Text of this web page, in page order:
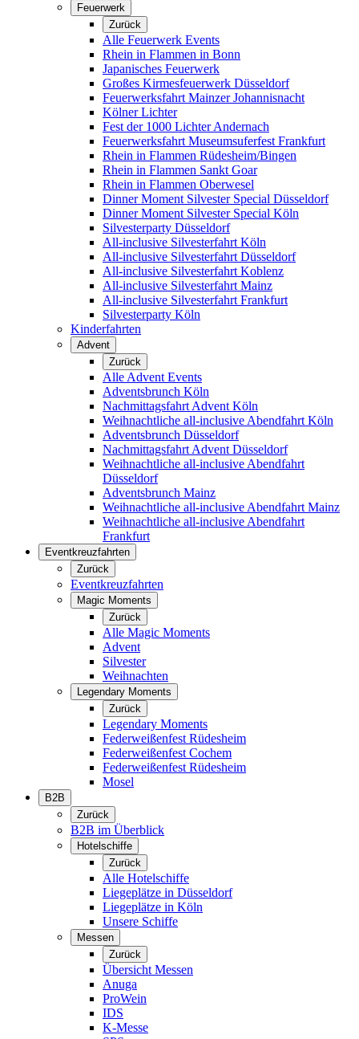
Feuerwerk
Zurück
Alle Feuerwerk Events
Rhein in Flammen in Bonn
Japanisches Feuerwerk
Großes Kirmesfeuerwerk Düsseldorf
Feuerwerksfahrt Mainzer Johannisnacht
Kölner Lichter
Fest der 1000 Lichter Andernach
Feuerwerksfahrt Museumsuferfest Frankfurt
Rhein in Flammen Rüdesheim/Bingen
Rhein in Flammen Sankt Goar
Rhein in Flammen Oberwesel
Dinner Moment Silvester Special Düsseldorf
Dinner Moment Silvester Special Köln
Silvesterparty Düsseldorf
All-inclusive Silvesterfahrt Köln
All-inclusive Silvesterfahrt Düsseldorf
All-inclusive Silvesterfahrt Koblenz
All-inclusive Silvesterfahrt Mainz
All-inclusive Silvesterfahrt Frankfurt
Silvesterparty Köln
Kinderfahrten
Advent
Zurück
Alle Advent Events
Adventsbrunch Köln
Nachmittagsfahrt Advent Köln
Weihnachtliche all-inclusive Abendfahrt Köln
Adventsbrunch Düsseldorf
Nachmittagsfahrt Advent Düsseldorf
Weihnachtliche all-inclusive Abendfahrt
Düsseldorf
Adventsbrunch Mainz
Weihnachtliche all-inclusive Abendfahrt Mainz
Weihnachtliche all-inclusive Abendfahrt
Frankfurt
Eventkreuzfahrten
Zurück
Eventkreuzfahrten
Magic Moments
Zurück
Alle Magic Moments
Advent
Silvester
Weihnachten
Legendary Moments
Zurück
Legendary Moments
Federweißenfest Rüdesheim
Federweißenfest Cochem
Federweißenfest Rüdesheim
Mosel
B2B
Zurück
B2B im Überblick
Hotelschiffe
Zurück
Alle Hotelschiffe
Liegeplätze in Düsseldorf
Liegeplätze in Köln
Unsere Schiffe
Messen
Zurück
Übersicht Messen
Anuga
ProWein
IDS
K-Messe